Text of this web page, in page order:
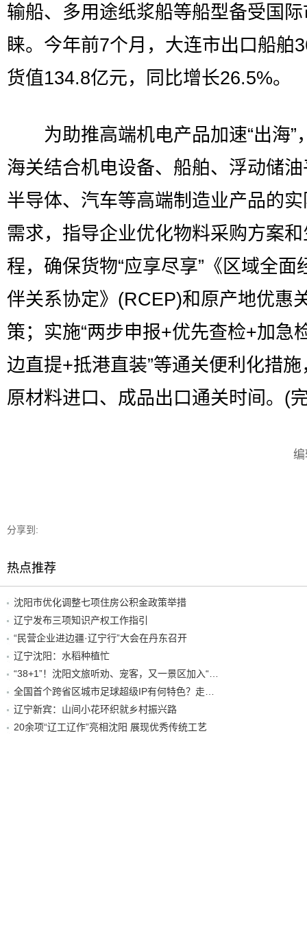
输船、多用途纸浆船等船型备受国
睐。今年前7个月，大连市出口船舶
货值134.8亿元，同比增长26.5%。
为助推高端机电产品加速“出海”
海关结合机电设备、船舶、浮动储
半导体、汽车等高端制造业产品的
需求，指导企业优化物料采购方案
程，确保货物“应享尽享”《区域全面
伴关系协定》(RCEP)和原产地优惠
策；实施“两步申报+优先查检+加急
边直提+抵港直装”等通关便利化措
原材料进口、成品出口通关时间。(
分享到:
热点推荐
沈阳市优化调整七项住房公积金政策举措
辽宁发布三项知识产权工作指引
“民营企业进边疆·辽宁行”大会在丹东召开
辽宁沈阳：水稻种植忙
辽宁新宾：山间小花环织就乡村振兴路
20余项“辽工辽作”亮相沈阳 展现优秀传统工艺